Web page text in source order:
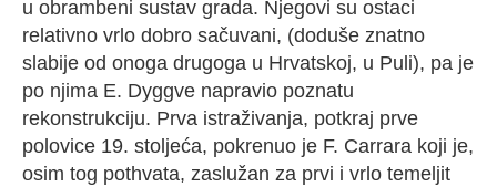
u obrambeni sustav grada. Njegovi su ostaci
relativno vrlo dobro sačuvani, (doduše znatno
slabije od onoga drugoga u Hrvatskoj, u Puli), pa je
po njima E. Dyggve napravio poznatu
rekonstrukciju. Prva istraživanja, potkraj prve
polovice 19. stoljeća, pokrenuo je F. Carrara koji je,
osim tog pothvata, zaslužan za prvi i vrlo temeljit